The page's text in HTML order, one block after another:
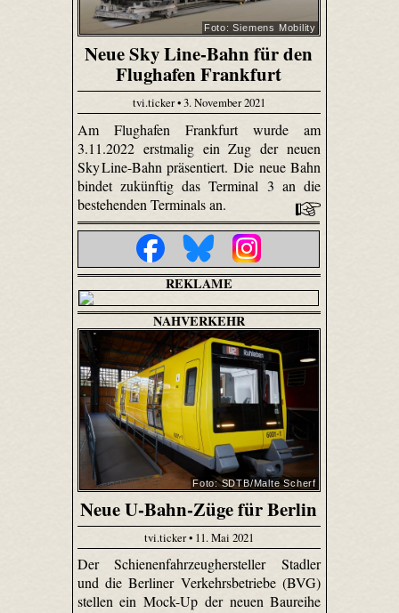
Foto: Siemens Mobility
Neue Sky Line-Bahn für den
Flughafen Frankfurt
tvi.ticker • 3. November 2021
Am Flughafen Frankfurt wurde am
3.11.2022 erstmalig ein Zug der neuen
Sky Line-Bahn präsentiert. Die neue Bahn
bindet zukünftig das Terminal 3 an die
bestehenden Terminals an.
REKLAME
NAHVERKEHR
Foto: SDTB/Malte Scherf
Neue U-Bahn-Züge für Berlin
tvi.ticker • 11. Mai 2021
Der Schienenfahrzeughersteller Stadler
und die Berliner Verkehrsbetriebe (BVG)
stellen ein Mock-Up der neuen Baureihe